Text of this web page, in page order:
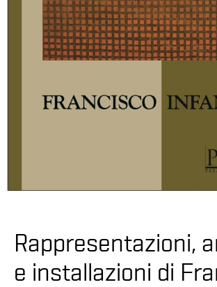
Rappresentazioni,
e installazioni di